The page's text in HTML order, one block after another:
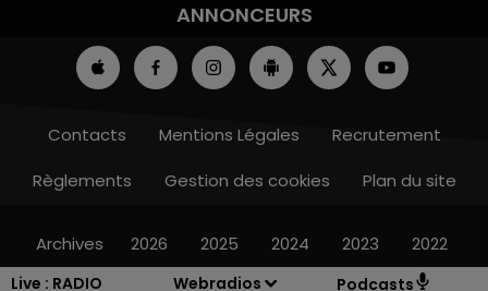
Live : RADIO Webradios Podcasts
ANNONCEURS
Contacts Mentions Légales
Recrutement
Règlements
Gestion des cookies Plan du site
Archives 2026 2025 2024 2023 2022